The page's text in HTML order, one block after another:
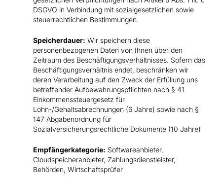
DSGVO in Verbindung mit sozialgesetzlichen sowie
steuerrechtlichen Bestimmungen.
Speicherdauer: Wir speichern diese
personenbezogenen Daten von Ihnen über den
Zeitraum des Beschäftigungsverhältnisses. Sofern das
Beschäftigungsverhältnis endet, beschränken wir
deren Verarbeitung auf den Zweck der Erfüllung uns
betreffender Aufbewahrungspflichten nach § 41
Einkommenssteuergesetz für
Lohn-/Gehaltsabrechnungen (6 Jahre) sowie nach §
147 Abgabenordnung für
Sozialversicherungsrechtliche Dokumente (10 Jahre)
Empfängerkategorie: Softwareanbieter,
Cloudspeicheranbieter, Zahlungsdienstleister,
Behörden, Wirtschaftsprüfer